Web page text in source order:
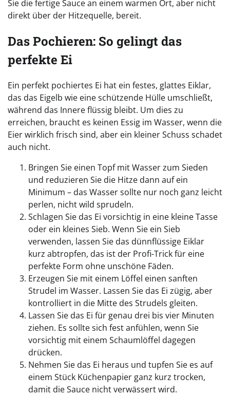
Sie die fertige Sauce an einem warmen Ort, aber nicht
direkt über der Hitzequelle, bereit.
Das Pochieren: So gelingt das
perfekte Ei
Ein perfekt pochiertes Ei hat ein festes, glattes Eiklar,
das das Eigelb wie eine schützende Hülle umschließt,
während das Innere flüssig bleibt. Um dies zu
erreichen, braucht es keinen Essig im Wasser, wenn die
Eier wirklich frisch sind, aber ein kleiner Schuss schadet
auch nicht.
Bringen Sie einen Topf mit Wasser zum Sieden
und reduzieren Sie die Hitze dann auf ein
Minimum – das Wasser sollte nur noch ganz leicht
perlen, nicht wild sprudeln.
Schlagen Sie das Ei vorsichtig in eine kleine Tasse
oder ein kleines Sieb. Wenn Sie ein Sieb
verwenden, lassen Sie das dünnflüssige Eiklar
kurz abtropfen, das ist der Profi-Trick für eine
perfekte Form ohne unschöne Fäden.
Erzeugen Sie mit einem Löffel einen sanften
Strudel im Wasser. Lassen Sie das Ei zügig, aber
kontrolliert in die Mitte des Strudels gleiten.
Lassen Sie das Ei für genau drei bis vier Minuten
ziehen. Es sollte sich fest anfühlen, wenn Sie
vorsichtig mit einem Schaumlöffel dagegen
drücken.
Nehmen Sie das Ei heraus und tupfen Sie es auf
einem Stück Küchenpapier ganz kurz trocken,
damit die Sauce nicht verwässert wird.